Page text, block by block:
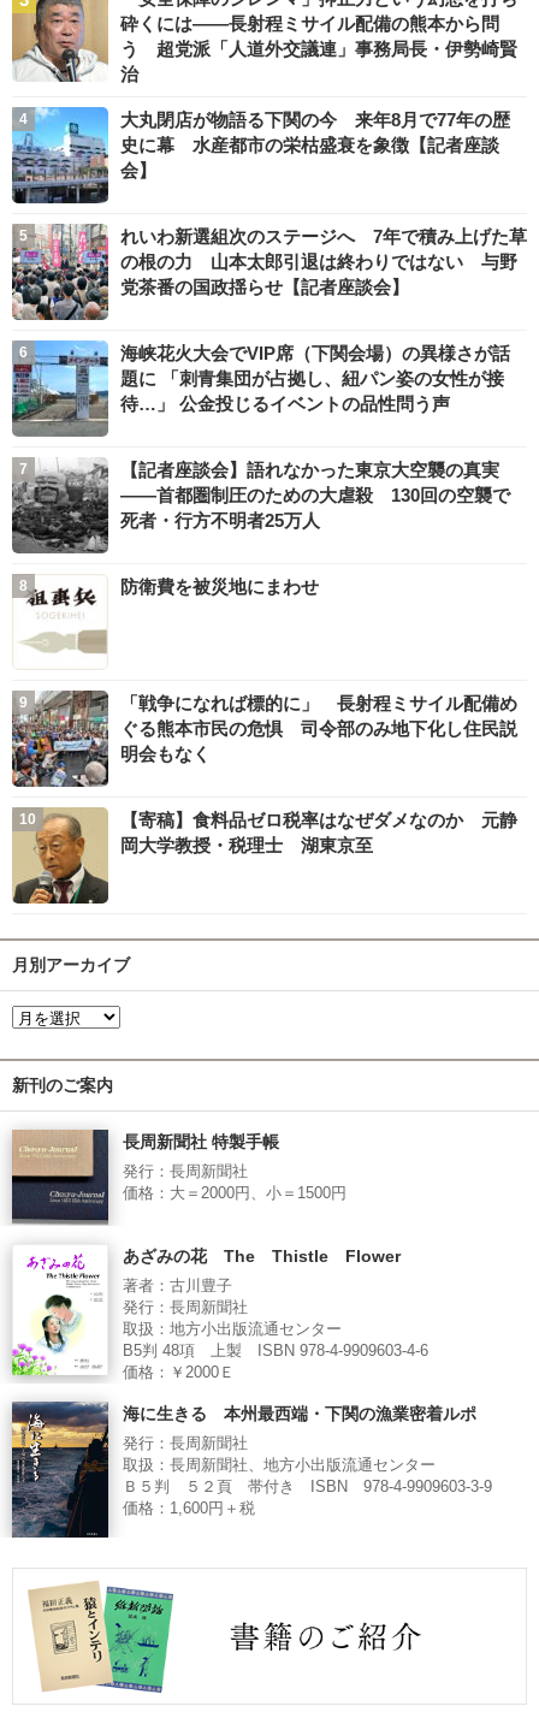
砕くには――長射程ミサイル配備の熊本から問
う 超党派「人道外交議連」事務局長・伊勢崎賢
治
大丸閉店が物語る下関の今 来年8月で77年の歴
史に幕 水産都市の栄枯盛衰を象徴【記者座談
会】
れいわ新選組次のステージへ 7年で積み上げた草
の根の力 山本太郎引退は終わりではない 与野
党茶番の国政揺らせ【記者座談会】
海峡花火大会でVIP席（下関会場）の異様さが話
題に 「刺青集団が占拠し、紐パン姿の女性が接
待…」 公金投じるイベントの品性問う声
【記者座談会】語れなかった東京大空襲の真実
――首都圏制圧のための大虐殺 130回の空襲で
死者・行方不明者25万人
防衛費を被災地にまわせ
「戦争になれば標的に」 長射程ミサイル配備め
ぐる熊本市民の危惧 司令部のみ地下化し住民説
明会もなく
【寄稿】食料品ゼロ税率はなぜダメなのか 元静
岡大学教授・税理士 湖東京至
月別アーカイブ
新刊のご案内
長周新聞社 特製手帳
発行：長周新聞社
価格：大＝2000円、小＝1500円
あざみの花 The Thistle Flower
著者：古川豊子
発行：長周新聞社
取扱：地方小出版流通センター
B5判 48項 上製 ISBN 978-4-9909603-4-6
価格：￥2000Ｅ
海に生きる 本州最西端・下関の漁業密着ルポ
発行：長周新聞社
取扱：長周新聞社、地方小出版流通センター
Ｂ５判 ５２頁 帯付き ISBN 978-4-9909603-3-9
価格：1,600円＋税